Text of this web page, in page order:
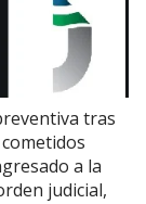
tras
a la
judicial,